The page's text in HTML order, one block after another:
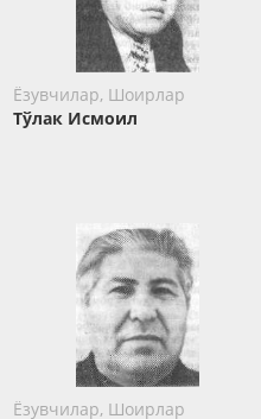
Ёзувчилар, Шоирлар
Тўлак Исмоил
Ёзувчилар, Шоирлар